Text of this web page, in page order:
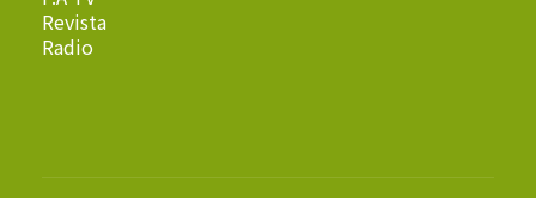
Revista
Radio